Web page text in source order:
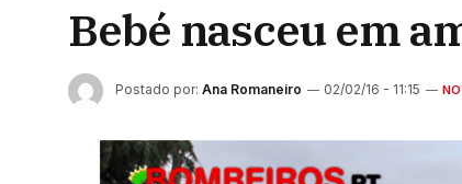
Bebé nasceu em
Postado por: Ana Romaneiro 02/02/16 - 11:15